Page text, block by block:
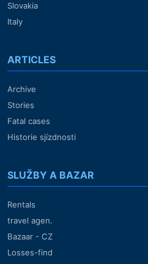
Slovakia
Italy
ARTICLES
Archive
Stories
Fatal cases
Historie sjízdnosti
SLUŽBY A BAZAR
Rentals
travel agen.
Bazaar - CZ
Losses-find